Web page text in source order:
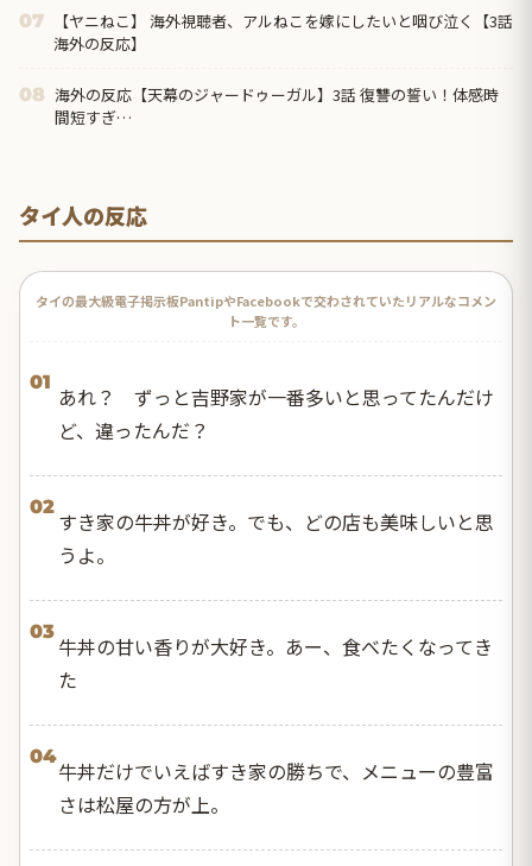
07
【ヤニねこ】 海外視聴者、アルねこを嫁にしたいと咽び泣く【3話
海外の反応】
08 海外の反応【天幕のジャードゥーガル】3話 復讐の誓い！体感時
間短すぎ…
タイ人の反応
タイの最大級電子掲示板PantipやFacebookで交わされていたリアルなコメン
ト一覧です。
01
あれ？ ずっと吉野家が一番多いと思ってたんだけ
ど、違ったんだ？
02
すき家の牛丼が好き。でも、どの店も美味しいと思
うよ。
03
牛丼の甘い香りが大好き。あー、食べたくなってき
た
04
牛丼だけでいえばすき家の勝ちで、メニューの豊富
さは松屋の方が上。